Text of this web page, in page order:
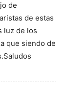
de
de estas
luz de los
que siendo de